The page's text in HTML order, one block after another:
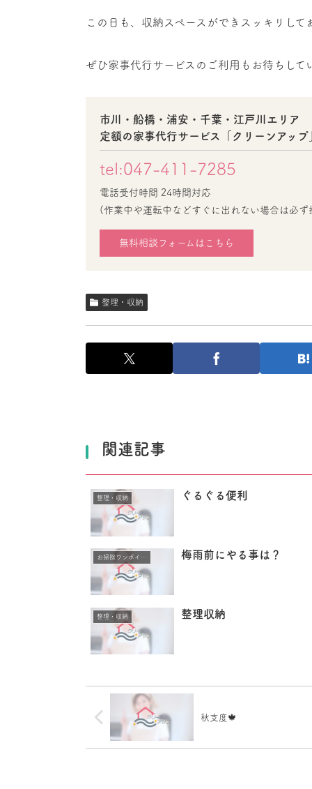
この日も、収納スペースができスッキリして
ぜひ家事代行サービスのご利用もお待ちして
市川・船橋・浦安・千葉・江戸川エリア
定額の家事代行サービス「クリーンアップ
tel:047-411-7285
電話受付時間 24時間対応
(作業中や運転中などすぐに出れない場合は必ず
無料相談フォームはこちら
整理・収納
関連記事
整理・収納 ぐるぐる便利
お掃除ワンポイントアドバイス 梅雨前にやる事は？
整理・収納 整理収納
秋支度🍁